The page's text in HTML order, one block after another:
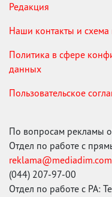
Редакция
Наши контакты и схема
Политика в сфере
данных
Пользовательское
По вопросам рекламы
Отдел по работе с
(044) 207-97-00
Отдел по работе с РА: